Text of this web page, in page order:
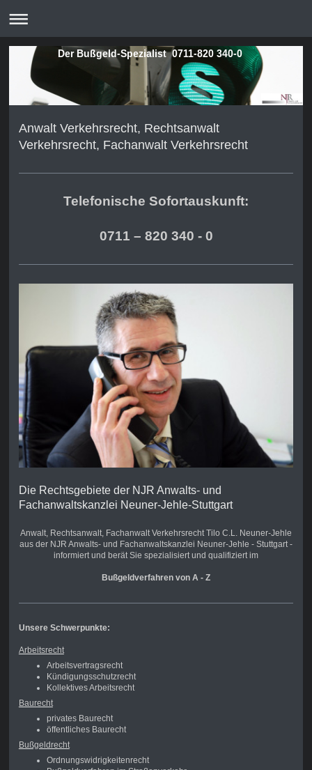
Der Bußgeld-Spezialist 0711-820 340-0
Anwalt Verkehrsrecht, Rechtsanwalt
Verkehrsrecht, Fachanwalt Verkehrsrecht
Telefonische Sofortauskunft:
0711 – 820 340 - 0
Die Rechtsgebiete der NJR Anwalts- und
Fachanwaltskanzlei Neuner-Jehle-Stuttgart
Anwalt, Rechtsanwalt, Fachanwalt VerkehrsrechtTilo C.L. Neuner-Jehle
aus der NJR Anwalts- und Fachanwaltskanzlei Neuner-Jehle - Stuttgart -
informiert und berät Sie spezialisiert und qualifiziert im
Bußgeldverfahren von A - Z
Unsere Schwerpunkte:
Arbeitsrecht
Arbeitsvertragsrecht
Kündigungsschutzrecht
Kollektives Arbeitsrecht
Baurecht
privates Baurecht
öffentliches Baurecht
Bußgeldrecht
Ordnungswidrigkeitenrecht